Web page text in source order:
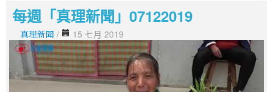
每週「真理新聞」07122019
真理新聞 / 15 七月 2019